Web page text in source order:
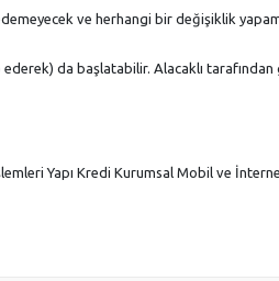
ve herhangi bir değişiklik
da başlatabilir. Alacaklı
Yapı Kredi Kurumsal Mobil ve İnternet